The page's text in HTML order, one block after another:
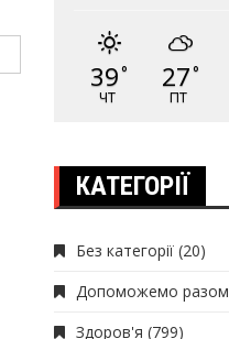
39°
ЧТ
27°
ПТ
КАТЕГОРІЇ
Без категорії (20)
Допоможемо разом
Здоров'я (799)